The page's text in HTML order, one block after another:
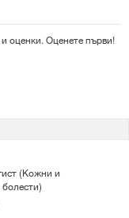
оценки. Оценете първи!
(Кожни и